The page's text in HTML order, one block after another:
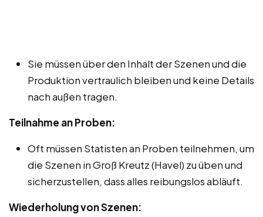
Sie müssen über den Inhalt der Szenen und die
Produktion vertraulich bleiben und keine Details
nach außen tragen.
Teilnahme an Proben:
Oft müssen Statisten an Proben teilnehmen, um
die Szenen in Groß Kreutz (Havel) zu üben und
sicherzustellen, dass alles reibungslos abläuft.
Wiederholung von Szenen: